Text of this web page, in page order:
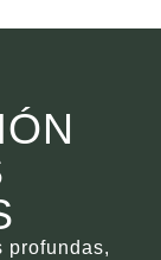
profundas,